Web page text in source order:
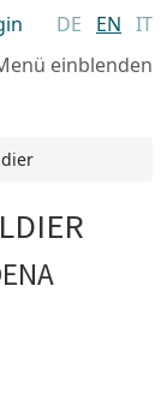
DE EN IT
einblenden